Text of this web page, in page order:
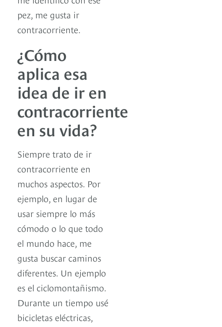
pez, me gusta ir
contracorriente.
¿Cómo
aplica esa
idea de ir en
contracorriente
en su vida?
Siempre trato de ir
contracorriente en
muchos aspectos. Por
ejemplo, en lugar de
usar siempre lo más
cómodo o lo que todo
el mundo hace, me
gusta buscar caminos
diferentes. Un ejemplo
es el ciclomontañismo.
Durante un tiempo usé
bicicletas eléctricas,